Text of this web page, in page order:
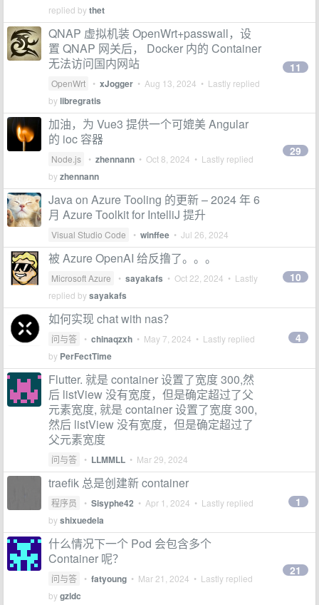
replied bythet
QNAP 虚拟机装 OpenWrt+passwall，设
置 QNAP 网关后， Docker 内的 Container
无法访问国内网站
OpenWrt • xJogger • Aug 13, 2024 • Lastly replied
bylibregratis
11
加油，为 Vue3 提供一个可媲美 Angular
的 ioc 容器
Node.js • zhennann • Oct 8, 2024 • Lastly replied
byzhennann
29
Java on Azure Tooling 的更新 – 2024 年 6
月 Azure Toolkit for IntelliJ 提升
Visual Studio Code • winffee • Jul 26, 2024
被 Azure OpenAI 给反撸了。。。
Microsoft Azure • sayakafs • Oct 22, 2024 • Lastly
replied bysayakafs
10
如何实现 chat with nas？
问与答 • chinaqzxh • May 7, 2024 • Lastly replied
by PerFectTime
4
Flutter. 就是 container 设置了宽度 300,然
后 listView 没有宽度，但是确定超过了父
元素宽度, 就是 container 设置了宽度 300,
然后 listView 没有宽度，但是确定超过了
父元素宽度
问与答 • LLMMLL • Mar 29, 2024
traefik 总是创建新 container
程序员 • Sisyphe42 • Apr 1, 2024 • Lastly replied
byshixuedela
1
什么情况下一个 Pod 会包含多个
Container 呢？
问与答 • fatyoung • Mar 21, 2024 • Lastly replied
bygzldc
21